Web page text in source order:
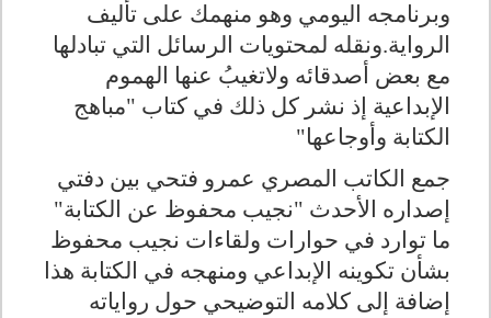
وبرنامجه اليومي وهو منهمك على تأليف
الرواية.ونقله لمحتويات الرسائل التي تبادلها
مع بعض أصدقائه ولاتغيبُ عنها الهموم
الإبداعية إذ نشر كل ذلك في كتاب "مباهج
الكتابة وأوجاعها"
جمع الكاتب المصري عمرو فتحي بين دفتي
إصداره الأحدث "نجيب محفوظ عن الكتابة"
ما توارد في حوارات ولقاءات نجيب محفوظ
بشأن تكوينه الإبداعي ومنهجه في الكتابة هذا
إضافة إلى كلامه التوضيحي حول رواياته